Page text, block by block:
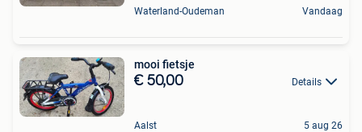
Waterland-Oudeman Vandaag
mooi fietsje
€ 50,00 Details
Aalst 5 aug 26